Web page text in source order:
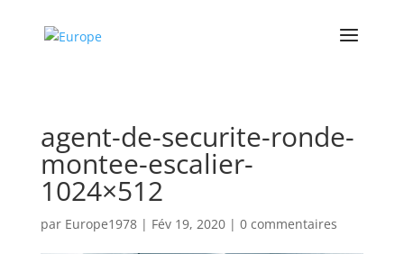
agent-de-securite-ronde-
montee-escalier-
1024×512
par Europe1978| Fév 19, 2020| 0 commentaires